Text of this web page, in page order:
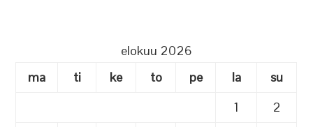
elokuu 2026
ma
ti ke to pe la
su
1
2